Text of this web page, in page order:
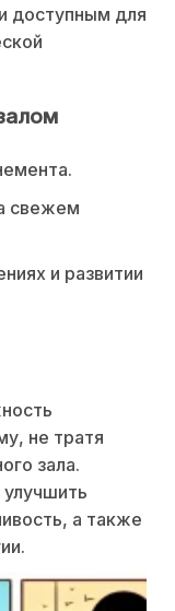
доступным для
свежем
и развитии
не тратя
зала.
а также